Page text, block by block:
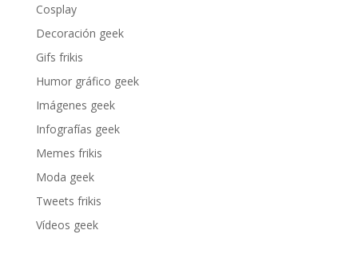
Cosplay
Decoración geek
Gifs frikis
Humor gráfico geek
Imágenes geek
Infografías geek
Memes frikis
Moda geek
Tweets frikis
Vídeos geek